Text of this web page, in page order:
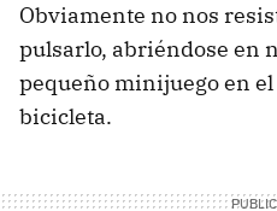
Obviamente no nos
pulsarlo, abriéndose en
pequeño minijuego en
bicicleta.